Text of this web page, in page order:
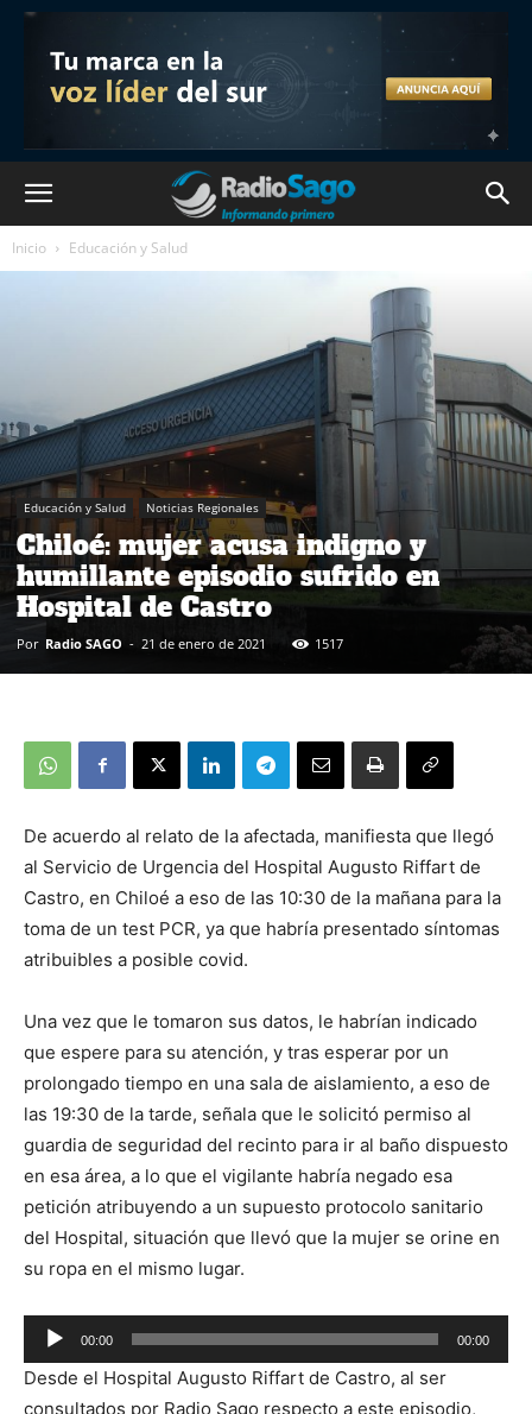
Inicio Educación y Salud
Educación y Salud Noticias Regionales
Chiloé: mujer acusa indigno y
humillante episodio sufrido en
Hospital de Castro
Por Radio SAGO - 21 de enero de 2021 1517
De acuerdo al relato de la afectada, manifiesta que llegó
al Servicio de Urgencia del Hospital Augusto Riffart de
Castro, en Chiloé a eso de las 10:30 de la mañana para la
toma de un test PCR, ya que habría presentado síntomas
atribuibles a posible covid.
Una vez que le tomaron sus datos, le habrían indicado
que espere para su atención, y tras esperar por un
prolongado tiempo en una sala de aislamiento, a eso de
las 19:30 de la tarde, señala que le solicitó permiso al
guardia de seguridad del recinto para ir al baño dispuesto
en esa área, a lo que el vigilante habría negado esa
petición atribuyendo a un supuesto protocolo sanitario
del Hospital, situación que llevó que la mujer se orine en
su ropa en el mismo lugar.
Reproductor
de
audio
00:00 00:00
Desde el Hospital Augusto Riffart de Castro, al ser
consultados por Radio Sago respecto a este episodio,